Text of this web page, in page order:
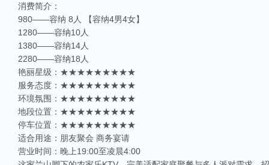
消费简介：
980——容纳 8人 【容纳4男4女】
1280——容纳10人
1380——容纳14人
2280——容纳18人
艳丽星级：★★★★★★★★★
服务态度：★★★★★★★★★
环境氛围：★★★★★★★★★
地段位置：★★★★★★★★★
停车位置：★★★★★★★★★
适合用途：朋友聚会 商务宴请
营业时间：晚上19:00至凌晨4:00